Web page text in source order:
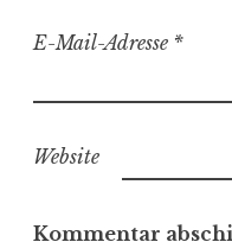
E-Mail-Adresse *
Website